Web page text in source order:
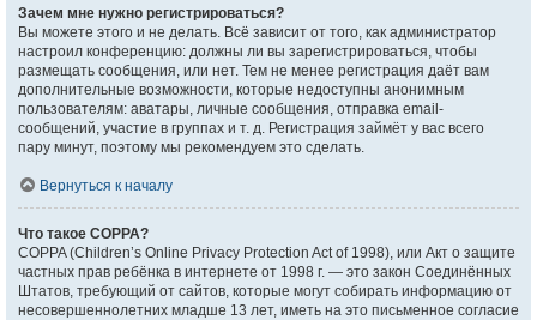
Зачем мне нужно регистрироваться?
Вы можете этого и не делать. Всё зависит от того, как администратор
настроил конференцию: должны ли вы зарегистрироваться, чтобы
размещать сообщения, или нет. Тем не менее регистрация даёт вам
дополнительные возможности, которые недоступны анонимным
пользователям: аватары, личные сообщения, отправка email-
сообщений, участие в группах и т. д. Регистрация займёт у вас всего
пару минут, поэтому мы рекомендуем это сделать.
Вернуться к началу
Что такое COPPA?
COPPA (Children’s Online Privacy Protection Act of 1998), или Акт о защите
частных прав ребёнка в интернете от 1998 г. — это закон Соединённых
Штатов, требующий от сайтов, которые могут собирать информацию от
несовершеннолетних младше 13 лет, иметь на это письменное согласие